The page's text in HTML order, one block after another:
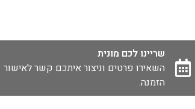
שריינו לכם מונית
השאירו פרטים וניצור איתכם קשר לאישור
הזמנה.